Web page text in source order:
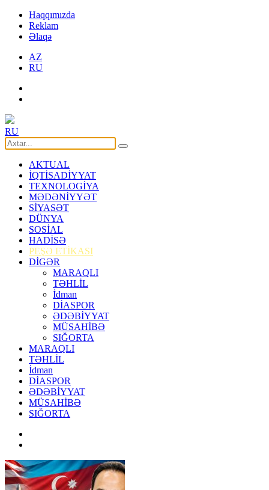
Haqqımızda
Reklam
Əlaqə
AZ
RU
RU
AKTUAL
İQTİSADİYYAT
TEXNOLOGİYA
MƏDƏNİYYƏT
SİYASƏT
DÜNYA
SOSİAL
HADİSƏ
PEŞƏ ETİKASI
DİGƏR
MARAQLI
TƏHLİL
İdman
DİASPOR
ƏDƏBİYYAT
MÜSAHİBƏ
SIĞORTA
MARAQLI
TƏHLİL
İdman
DİASPOR
ƏDƏBİYYAT
MÜSAHİBƏ
SIĞORTA